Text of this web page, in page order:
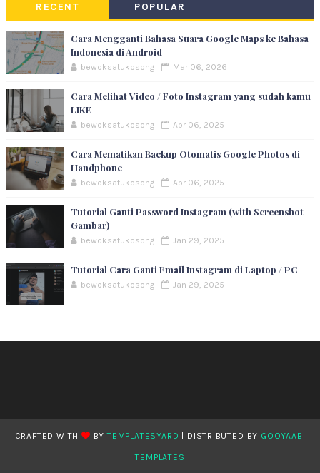
RECENT POPULAR
Cara Mengganti Bahasa Suara Google Maps ke Bahasa
Indonesia di Android
bewoksatukosong Mar 06, 2026
Cara Melihat Video / Foto Instagram yang sudah kamu
LIKE
bewoksatukosong Apr 06, 2025
Cara Mematikan Backup Otomatis Google Photos di
Handphone
bewoksatukosong Apr 06, 2025
Tutorial Ganti Password Instagram (with Screenshot
Gambar)
bewoksatukosong Jan 29, 2025
Tutorial Cara Ganti Email Instagram di Laptop / PC
bewoksatukosong Jan 29, 2025
CRAFTED WITH BYTEMPLATESYARD | DISTRIBUTED BY GOOYAABI
TEMPLATES